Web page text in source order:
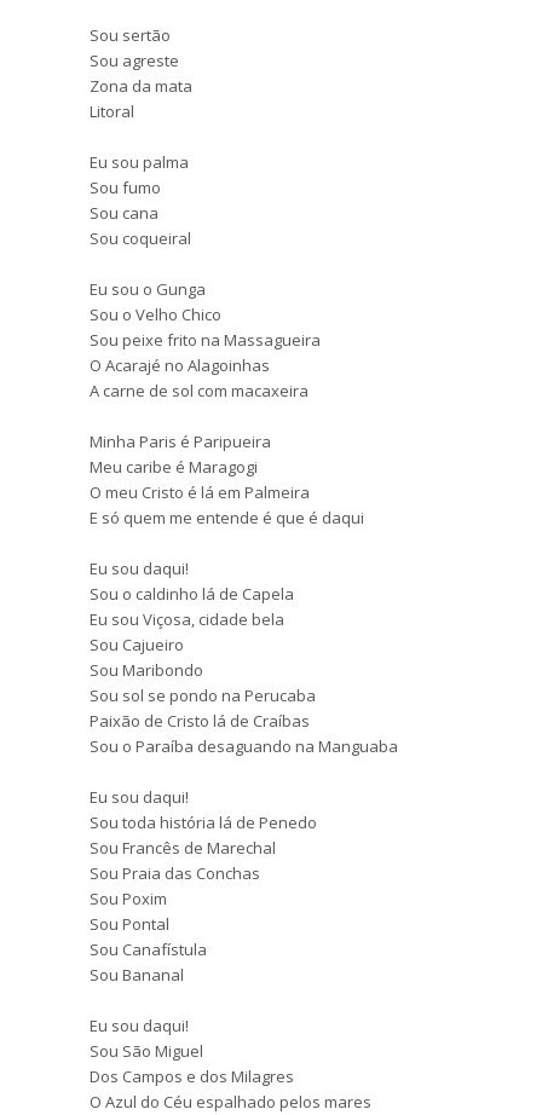
Sou sertão
Sou agreste
Zona da mata
Litoral
Eu sou palma
Sou fumo
Sou cana
Sou coqueiral
Eu sou o Gunga
Sou o Velho Chico
Sou peixe frito na Massagueira
O Acarajé no Alagoinhas
A carne de sol com macaxeira
Minha Paris é Paripueira
Meu caribe é Maragogi
O meu Cristo é lá em Palmeira
E só quem me entende é que é daqui
Eu sou daqui!
Sou o caldinho lá de Capela
Eu sou Viçosa, cidade bela
Sou Cajueiro
Sou Maribondo
Sou sol se pondo na Perucaba
Paixão de Cristo lá de Craíbas
Sou o Paraíba desaguando na Manguaba
Eu sou daqui!
Sou toda história lá de Penedo
Sou Francês de Marechal
Sou Praia das Conchas
Sou Poxim
Sou Pontal
Sou Canafístula
Sou Bananal
Eu sou daqui!
Sou São Miguel
Dos Campos e dos Milagres
O Azul do Céu espalhado pelos mares